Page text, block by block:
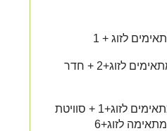
בקומה התחתונה של הוילה- 2 חדרים מתאימים לזוג+2 + חדר
בקומה העליונה של הוילה- 2 חדרים המתאימים לזוג+1 + סוויטת